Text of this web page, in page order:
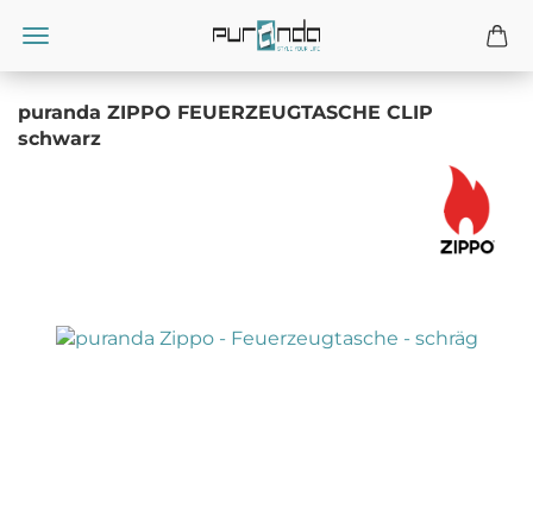
puranda ZIPPO FEUERZEUGTASCHE CLIP
schwarz